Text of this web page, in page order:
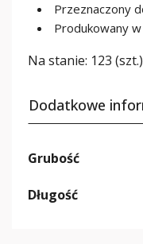
Przeznaczony
Produkowany
Na stanie: 123 (szt.)
Dodatkowe
Grubość
Długość